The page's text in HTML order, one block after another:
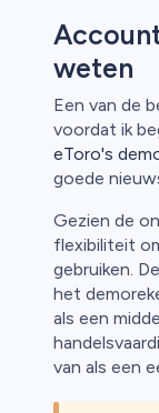
weten
Een van de
voordat ik
eToro's
goede
Gezien de
flexibiliteit
gebruiken.
het
als een
van als een